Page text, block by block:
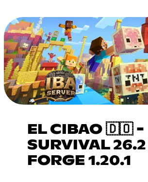
EL CIBAO 🇩🇴 -
SURVIVAL 26.2 |
FORGE 1.20.1